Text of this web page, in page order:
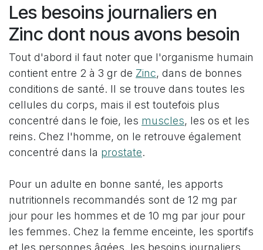
Les besoins journaliers en
Zinc dont nous avons besoin
Tout d'abord il faut noter que l'organisme humain
contient entre 2 à 3 gr de Zinc, dans de bonnes
conditions de santé. Il se trouve dans toutes les
cellules du corps, mais il est toutefois plus
concentré dans le foie, les muscles, les os et les
reins. Chez l'homme, on le retrouve également
concentré dans la prostate.
Pour un adulte en bonne santé, les apports
nutritionnels recommandés sont de 12 mg par
jour pour les hommes et de 10 mg par jour pour
les femmes. Chez la femme enceinte, les sportifs
et les personnes âgées, les besoins journaliers